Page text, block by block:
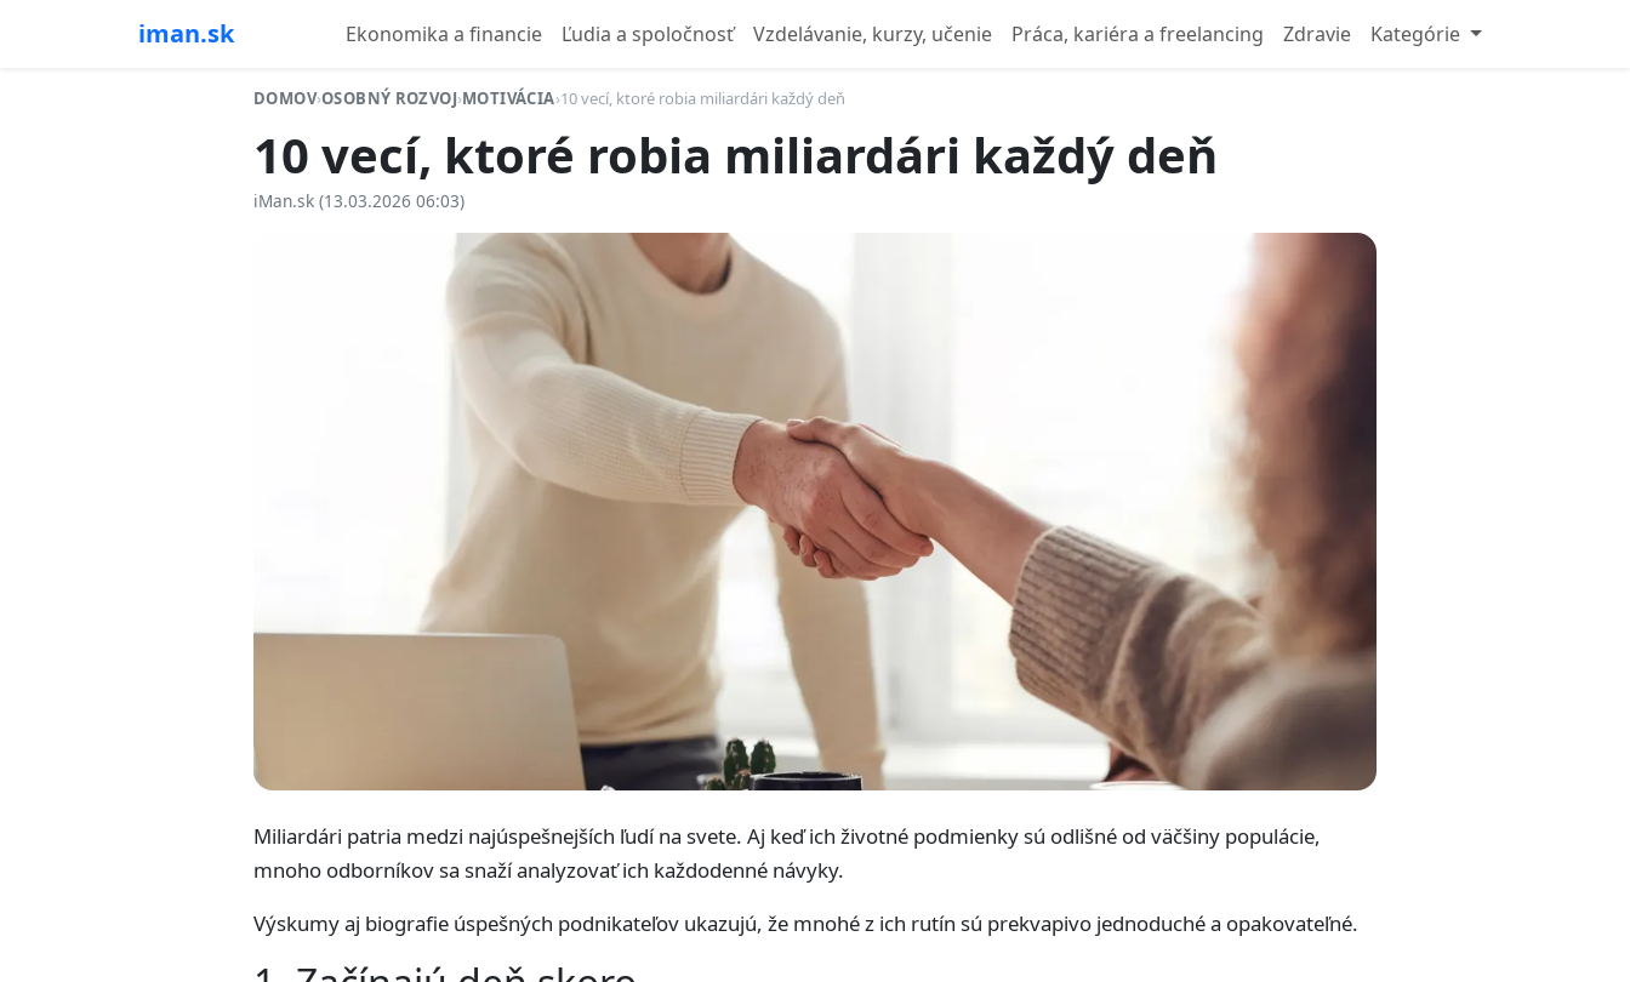
iman.sk Ekonomika a financie Ľudia a spoločnosť Vzdelávanie, kurzy, učenie Práca, kariéra a freelancing Zdravie Kategórie
DOMOV›OSOBNÝ ROZVOJ›MOTIVÁCIA›10 vecí, ktoré robia miliardári každý deň
10 vecí, ktoré robia miliardári každý deň
iMan.sk (13.03.2026 06:03)
Miliardári patria medzi najúspešnejších ľudí na svete. Aj keď ich životné podmienky sú odlišné od väčšiny populácie,
mnoho odborníkov sa snaží analyzovať ich každodenné návyky.
Výskumy aj biografie úspešných podnikateľov ukazujú, že mnohé z ich rutín sú prekvapivo jednoduché a opakovateľné.